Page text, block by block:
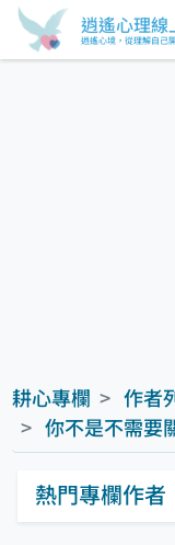
逍遙心理線
逍遙心境，從理解自己
熱門專欄作者
耕心專欄 作者
你不是不需要關心，只是